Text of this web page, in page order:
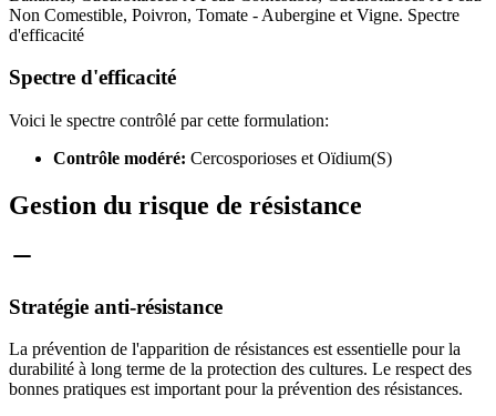
Non Comestible, Poivron, Tomate - Aubergine et Vigne. Spectre
d'efficacité
Spectre d'efficacité
Voici le spectre contrôlé par cette formulation:
Contrôle modéré: Cercosporioses et Oïdium(S)
Gestion du risque de résistance
Stratégie anti-résistance
La prévention de l'apparition de résistances est essentielle pour la
durabilité à long terme de la protection des cultures. Le respect des
bonnes pratiques est important pour la prévention des résistances.